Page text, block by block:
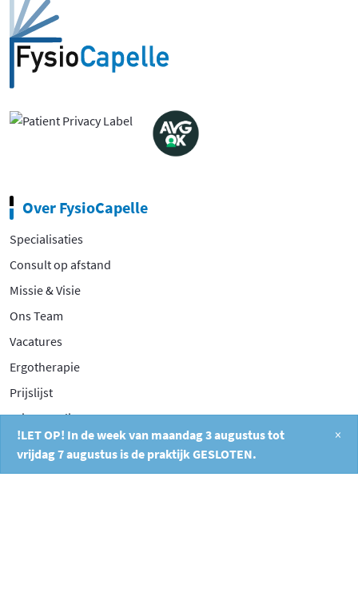
!LET OP! In de week van maandag 3 augustus tot
vrijdag 7 augustus is de praktijk GESLOTEN.
×
Over FysioCapelle
Specialisaties
Consult op afstand
Missie & Visie
Ons Team
Vacatures
Ergotherapie
Prijslijst
Privacy Policy
Contact